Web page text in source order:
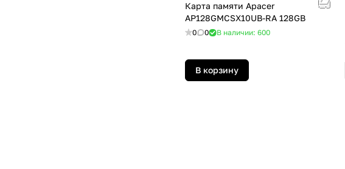
Карта памяти Apacer
AP128GMCSX10UB-RA 128GB
0 0 В наличии: 600
В корзину